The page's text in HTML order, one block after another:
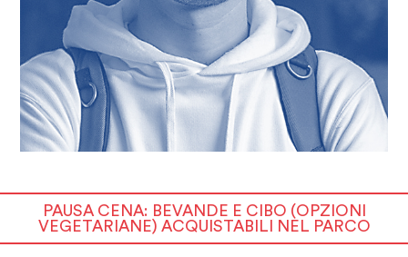
PAUSA CENA: BEVANDE E CIBO (OPZIONI
VEGETARIANE) ACQUISTABILI NEL PARCO